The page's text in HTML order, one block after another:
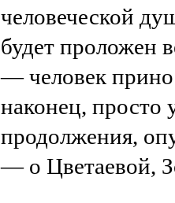
человеческой
будет проложен
— человек
наконец, просто
продолжения,
— о Цветаевой,